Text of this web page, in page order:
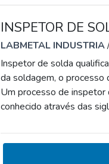
INSPETOR DE
LABMETAL INDUSTRIA
Inspetor de solda
da soldagem, o processo
Um processo de inspetor
conhecido através das
qualidade da soldagem e
final uma melhor